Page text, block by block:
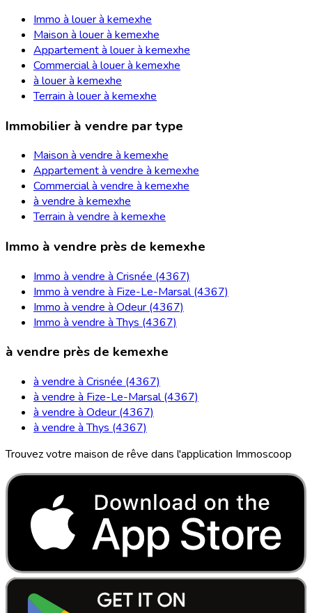
Immo à louer à kemexhe
Maison à louer à kemexhe
Appartement à louer à kemexhe
Commercial à louer à kemexhe
à louer à kemexhe
Terrain à louer à kemexhe
Immobilier à vendre par type
Maison à vendre à kemexhe
Appartement à vendre à kemexhe
Commercial à vendre à kemexhe
à vendre à kemexhe
Terrain à vendre à kemexhe
Immo à vendre près de kemexhe
Immo à vendre à Crisnée (4367)
Immo à vendre à Fize-Le-Marsal (4367)
Immo à vendre à Odeur (4367)
Immo à vendre à Thys (4367)
à vendre près de kemexhe
à vendre à Crisnée (4367)
à vendre à Fize-Le-Marsal (4367)
à vendre à Odeur (4367)
à vendre à Thys (4367)
Trouvez votre maison de rêve dans l'application Immoscoop